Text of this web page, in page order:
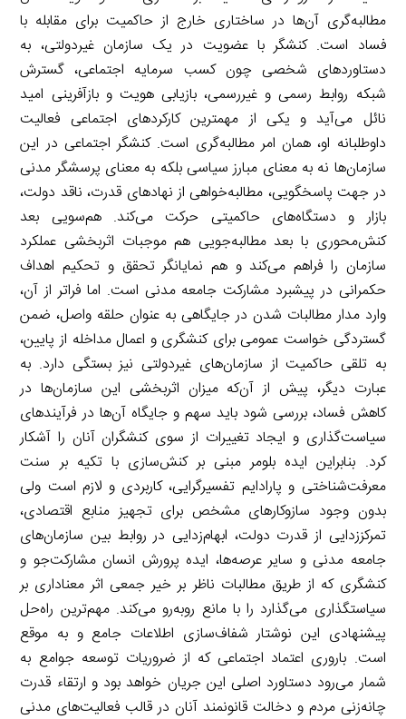
مطالبه‌گری آن‌ها در ساختاری خارج از حاکمیت برای مقابله با
فساد است. کنشگر با عضویت در یک سازمان غیردولتی، به
دستاوردهای شخصی چون کسب سرمایه اجتماعی، گسترش
شبکه روابط رسمی و غیررسمی، بازیابی هویت و بازآفرینی امید
نائل می‌آید و یکی از مهمترین کارکردهای اجتماعی فعالیت
داوطلبانه او، همان امر مطالبه‌گری است. کنشگر اجتماعی در این
سازمان‌ها نه به معنای مبارز سیاسی بلکه به معنای پرسشگر مدنی
در جهت پاسخگویی، مطالبه‌خواهی از نهادهای قدرت، ناقد دولت،
بازار و دستگاه‌های حاکمیتی حرکت می‌کند. هم‌سویی بعد
کنش‌محوری با بعد مطالبه‌جویی هم موجبات اثربخشی عملکرد
سازمان را فراهم می‌کند و هم نمایانگر تحقق و تحکیم اهداف
حکمرانی در پیشبرد مشارکت جامعه مدنی است. اما فراتر از آن،
وارد مدار مطالبات شدن در جایگاهی به عنوان حلقه واصل، ضمن
گستردگی خواست عمومی برای کنشگری و اعمال مداخله از پایین،
به تلقی حاکمیت از سازمان‌های غیردولتی نیز بستگی دارد. به
عبارت دیگر، پیش از آن‌که میزان اثربخشی این سازمان‌ها در
کاهش فساد، بررسی شود باید سهم و جایگاه آن‌ها در فرآیندهای
سیاست‌گذاری و ایجاد تغییرات از سوی کنشگران آنان را آشکار
کرد. بنابراین ایده بلومر مبنی بر کنش‌سازی با تکیه بر سنت
معرفت‌شناختی و پارادایم تفسیرگرایی، کاربردی و لازم است ولی
بدون وجود سازوکارهای مشخص برای تجهیز منابع اقتصادی،
تمرکززدایی از قدرت دولت، ابهام‌زدایی در روابط بین سازمان‌های
جامعه مدنی و سایر عرصه‌ها، ایده پرورش انسان مشارکت‌جو و
کنشگری که از طریق مطالبات ناظر بر خیر جمعی اثر معناداری بر
سیاستگذاری می‌گذارد را با مانع روبه‌رو می‌کند. مهم‌ترین راه‌حل
پیشنهادی این نوشتار شفاف‌سازی اطلاعات جامع و به موقع
است. باروری اعتماد اجتماعی که از ضروریات توسعه جوامع به
شمار می‌رود دستاورد اصلی این جریان خواهد بود و ارتقاء قدرت
چانه‌زنی مردم و دخالت قانونمند آنان در قالب فعالیت‌های مدنی